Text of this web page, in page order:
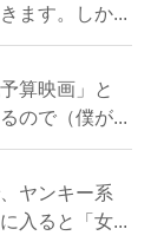
ます。しか...
算映画」と
ので（僕が...
ヤンキー系
入ると「女...